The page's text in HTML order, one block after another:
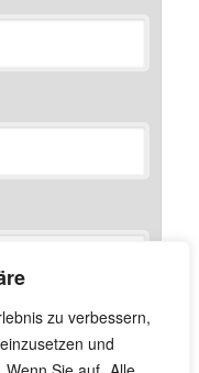
zu verbessern,
und
in diesem Browser